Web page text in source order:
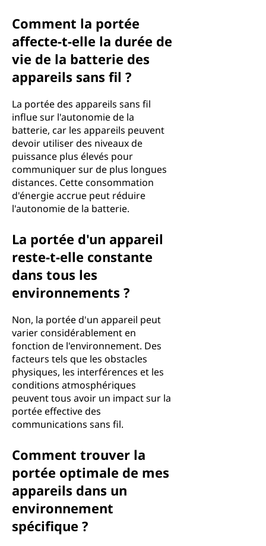
Comment la portée
affecte-t-elle la durée de
vie de la batterie des
appareils sans fil ?
La portée des appareils sans fil
influe sur l'autonomie de la
batterie, car les appareils peuvent
devoir utiliser des niveaux de
puissance plus élevés pour
communiquer sur de plus longues
distances. Cette consommation
d'énergie accrue peut réduire
l'autonomie de la batterie.
La portée d'un appareil
reste-t-elle constante
dans tous les
environnements ?
Non, la portée d'un appareil peut
varier considérablement en
fonction de l'environnement. Des
facteurs tels que les obstacles
physiques, les interférences et les
conditions atmosphériques
peuvent tous avoir un impact sur la
portée effective des
communications sans fil.
Comment trouver la
portée optimale de mes
appareils dans un
environnement
spécifique ?